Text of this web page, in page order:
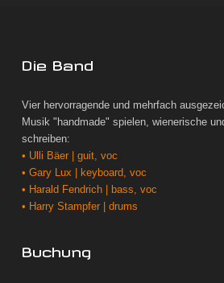
Die Band
Vier hervorragende und mehrfach
Musik "handmade" spielen, wienerische
schreiben:
• Ulli Bäer | guit, voc
• Gary Lux | keyboard, voc
• Harald Fendrich | bass, voc
• Harry Stampfer | drums
Buchung